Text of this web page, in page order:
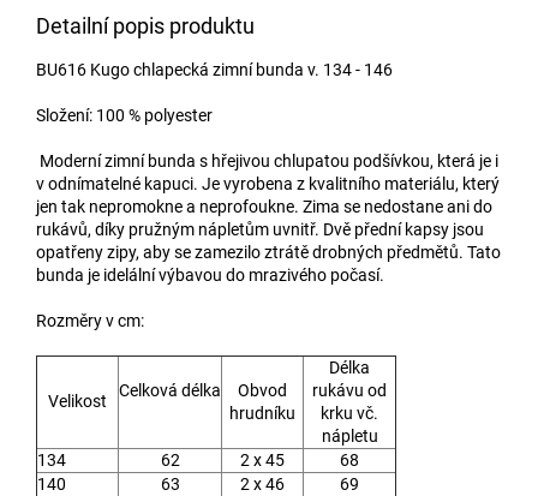
Detailní popis produktu
BU616 Kugo chlapecká zimní bunda v. 134 - 146
Složení: 100 % polyester
Moderní zimní bunda s hřejivou chlupatou podšívkou, která je i
v odnímatelné kapuci. Je vyrobena z kvalitního materiálu, který
jen tak nepromokne a neprofoukne. Zima se nedostane ani do
rukávů, díky pružným nápletům uvnitř. Dvě přední kapsy jsou
opatřeny zipy, aby se zamezilo ztrátě drobných předmětů. Tato
bunda je idelální výbavou do mrazivého počasí.
Rozměry v cm:
Velikost
Celková délka
Obvod
hrudníku
Délka
rukávu od
krku vč.
nápletu
134
62 2 x 45
68
140
63 2 x 46
69